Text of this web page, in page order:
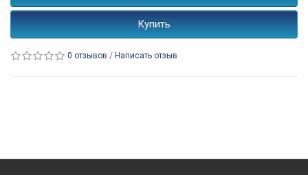
Купить
0 отзывов / Написать отзыв